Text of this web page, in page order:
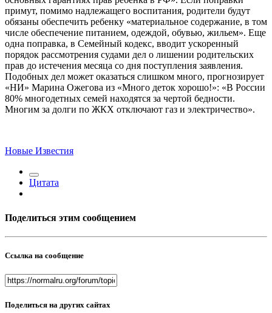
примут, помимо надлежащего воспитания, родители будут
обязаны обеспечить ребенку «материальное содержание, в том
числе обеспечение питанием, одеждой, обувью, жильем». Еще
одна поправка, в Семейный кодекс, вводит ускоренный
порядок рассмотрения судами дел о лишении родительских
прав до истечения месяца со дня поступления заявления.
Подобных дел может оказаться слишком много, прогнозирует
«НИ» Марина Ожегова из «Много деток хорошо!»: «В России
80% многодетных семей находятся за чертой бедности.
Многим за долги по ЖКХ отключают газ и электричество».
Новые Известия
Цитата
Поделиться этим сообщением
Ссылка на сообщение
Поделиться на других сайтах